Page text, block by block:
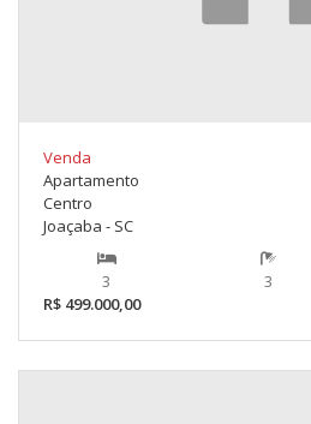
Venda
Apartamento
Centro
Joaçaba - SC
3 3
R$ 499.000,00